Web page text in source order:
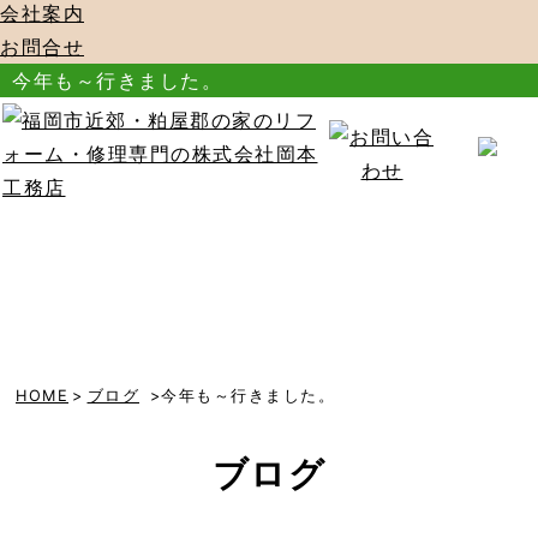
会社案内
お問合せ
今年も～行きました。
HOME > ブログ >今年も～行きました。
ブログ